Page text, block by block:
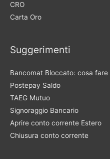
CRO
Carta Oro
Suggerimenti
Bancomat Bloccato: cosa fare
Postepay Saldo
TAEG Mutuo
Signoraggio Bancario
Aprire conto corrente Estero
Chiusura conto corrente